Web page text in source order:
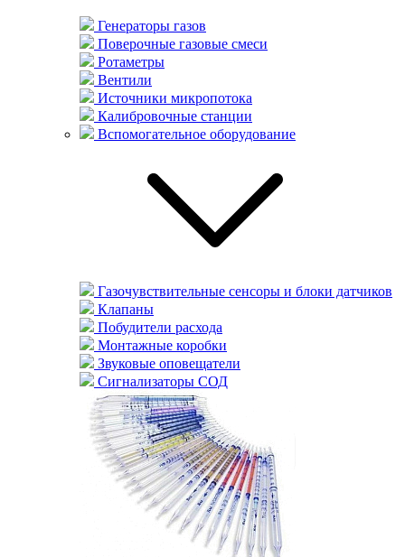
Генераторы газов
Поверочные газовые смеси
Ротаметры
Вентили
Источники микропотока
Калибровочные станции
Вспомогательное оборудование
Газочувствительные сенсоры и блоки датчиков
Клапаны
Побудители расхода
Монтажные коробки
Звуковые оповещатели
Сигнализаторы СОД